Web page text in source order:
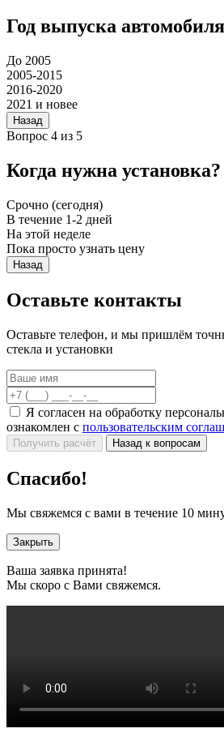
Год выпуска автомобиля
До 2005
2005-2015
2016-2020
2021 и новее
Назад
Вопрос 4 из 5
Когда нужна установка?
Срочно (сегодня)
В течение 1-2 дней
На этой неделе
Пока просто узнать цену
Назад
Оставьте контакты
Оставьте телефон, и мы пришлём
стекла и установки
Я согласен на обработку
ознакомлен с пользовательским
Получить расчёт Назад к вопросам
Спасибо!
Мы свяжемся с вами в течение 10
Закрыть
Ваша заявка принята!
Мы скоро с Вами свяжемся.